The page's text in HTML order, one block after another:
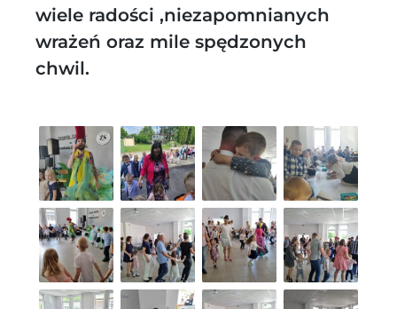
wiele radości ,niezapomnianych
wrażeń oraz mile spędzonych
chwil.